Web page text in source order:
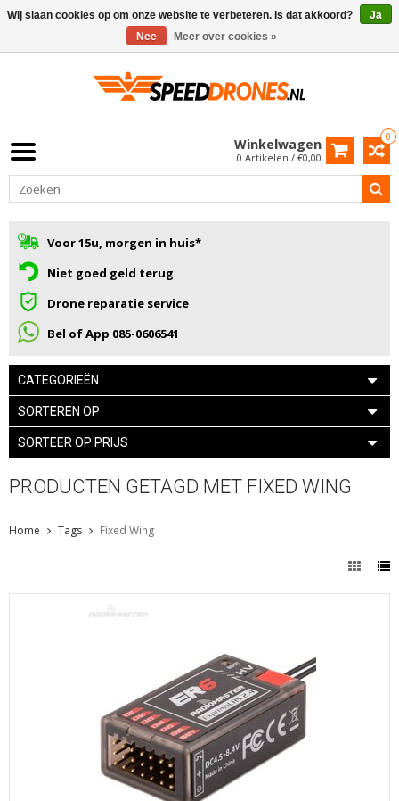
0
Winkelwagen
0 Artikelen / €0,00
Voor 15u, morgen in huis*
Niet goed geld terug
Drone reparatie service
Bel of App 085-0606541
CATEGORIEËN
SORTEREN OP
SORTEER OP PRIJS
PRODUCTEN GETAGD MET FIXED WING
Home Tags Fixed Wing
Wij slaan cookies op om onze website te verbeteren. Is dat akkoord?
Ja
Nee
Meer over cookies »